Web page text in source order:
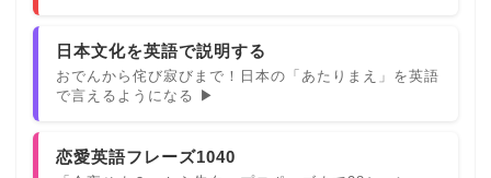
日本文化を英語で説明する
おでんから侘び寂びまで！日本の「あたりまえ」を英語
で言えるようになる ▶
恋愛英語フレーズ1040